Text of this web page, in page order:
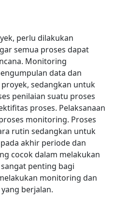
perlu dilakukan
semua proses dapat
Monitoring
data dan
sedangkan untuk
penilaian suatu proses
proses. Pelaksanaan
monitoring. Proses
rutin sedangkan untuk
akhir periode dan
cocok dalam melakukan
penting bagi
monitoring dan
berjalan.